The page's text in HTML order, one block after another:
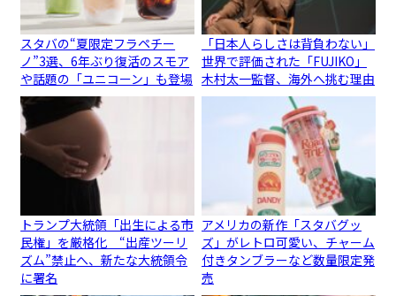
スタバの“夏限定フラペチー
ノ”3選、6年ぶり復活のスモア
や話題の「ユニコーン」も登場
「日本人らしさは背負わない」
世界で評価された「FUJIKO」
木村太一監督、海外へ挑む理由
トランプ大統領「出生による市
民権」を厳格化 “出産ツーリ
ズム”禁止へ、新たな大統領令
に署名
アメリカの新作「スタバグッ
ズ」がレトロ可愛い、チャーム
付きタンブラーなど数量限定発
売